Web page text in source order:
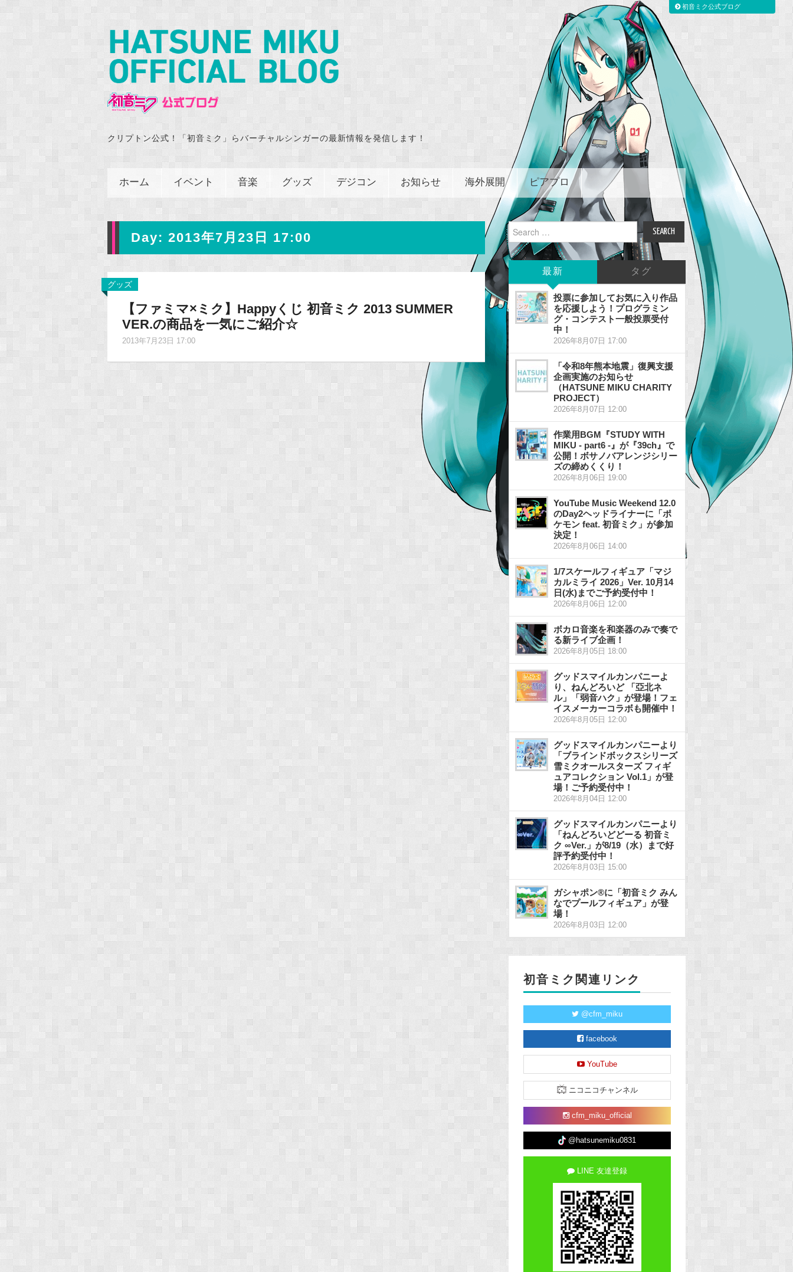
クリプトン公式！「初音ミク」らバーチャルシンガーの最新情報を発信します！
ホーム イベント 音楽 グッズ デジコン お知らせ 海外展開 ピアプロ
Day: 2013年7月23日 17:00
グッズ
【ファミマ×ミク】Happyくじ 初音ミク 2013 SUMMER
VER.の商品を一気にご紹介☆
2013年7月23日 17:00
Search
for:
最新 タグ
投票に参加してお気に入り作品
を応援しよう！プログラミン
グ・コンテスト一般投票受付
中！
2026年8月07日 17:00
「令和8年熊本地震」復興支援
企画実施のお知らせ
（HATSUNE MIKU CHARITY
PROJECT）
2026年8月07日 12:00
作業用BGM『STUDY WITH
MIKU - part6 -』が『39ch』で
公開！ボサノバアレンジシリー
ズの締めくくり！
2026年8月06日 19:00
YouTube Music Weekend 12.0
のDay2ヘッドライナーに「ポ
ケモン feat. 初音ミク」が参加
決定！
2026年8月06日 14:00
1/7スケールフィギュア「マジ
カルミライ 2026」Ver. 10月14
日(水)までご予約受付中！
2026年8月06日 12:00
ボカロ音楽を和楽器のみで奏で
る新ライブ企画！
2026年8月05日 18:00
グッドスマイルカンパニーよ
り、ねんどろいど 「亞北ネ
ル」「弱音ハク」が登場！フェ
イスメーカーコラボも開催中！
2026年8月05日 12:00
グッドスマイルカンパニーより
「ブラインドボックスシリーズ
雪ミクオールスターズ フィギ
ュアコレクション Vol.1」が登
場！ご予約受付中！
2026年8月04日 12:00
グッドスマイルカンパニーより
「ねんどろいどどーる 初音ミ
ク ∞Ver.」が8/19（水）まで好
評予約受付中！
2026年8月03日 15:00
ガシャポン®に「初音ミク みん
なでプールフィギュア」が登
場！
2026年8月03日 12:00
初音ミク関連リンク
@cfm_miku
facebook
YouTube
ニコニコチャンネル
cfm_miku_official
@hatsunemiku0831
LINE 友達登録
初音ミク公式ブログ